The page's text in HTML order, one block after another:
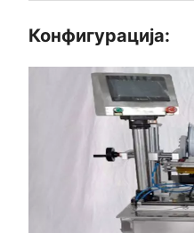
Конфигурација: